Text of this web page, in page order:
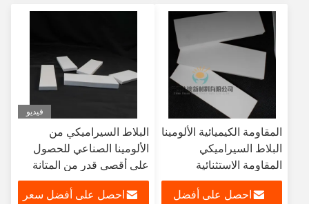
المقاومة الكيميائية الألومينا
البلاط السيراميكي
المقاومة الاستثنائية
للاختراق
احصل على أفضل
فيديو
البلاط السيراميكي من
الألومينا الصناعي للحصول
على أقصى قدر من المتانة
والأداء
احصل على أفضل سعر